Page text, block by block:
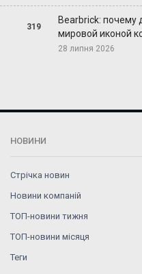
319
Bearbrick: почему
мировой иконой
28 липня 2026
НОВИНИ
Стрічка новин
Новини компаній
ТОП-новини тижня
ТОП-новини місяця
Теги